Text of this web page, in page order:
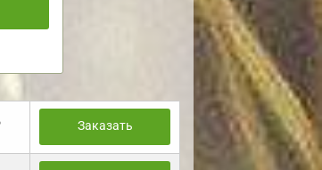
Заказать